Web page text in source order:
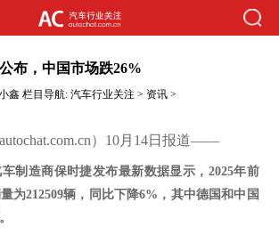
布，中国市场跌26%
鑫 栏目导航:汽车行业关注 > 资讯 >
）10月14日报道——
制造商保时捷发布最新数据显示， 2025年前
为212509辆，同比下降6%，其中德国和中国